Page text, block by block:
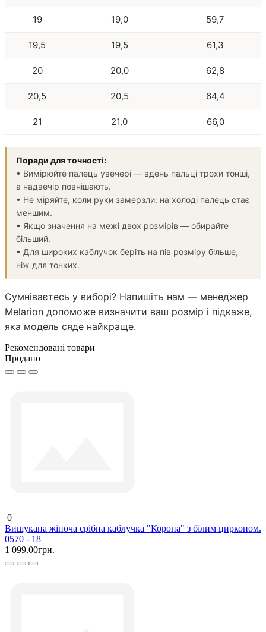
19 19,0 59,7
19,5 19,5 61,3
20 20,0 62,8
20,5 20,5 64,4
21 21,0 66,0
Поради для точності:
• Вимірюйте палець увечері — вдень пальці трохи тонші,
а надвечір повнішають.
• Не міряйте, коли руки замерзли: на холоді палець стає
меншим.
• Якщо значення на межі двох розмірів — обирайте
більший.
• Для широких каблучок беріть на пів розміру більше,
ніж для тонких.
Сумніваєтесь у виборі? Напишіть нам — менеджер
Melarion допоможе визначити ваш розмір і підкаже,
яка модель сяде найкраще.
Рекомендовані товари
Продано
0
Вишукана жіноча срібна каблучка "Корона" з білим цирконом.
0570 - 18
1 099.00грн.